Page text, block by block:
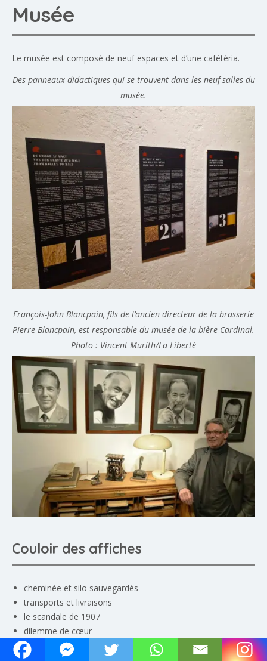
Musée
Le musée est composé de neuf espaces et d’une cafétéria.
Des panneaux didactiques qui se trouvent dans les neuf salles du
musée.
François-John Blancpain, fils de l’ancien directeur de la brasserie
Pierre Blancpain, est responsable du musée de la bière Cardinal.
Photo : Vincent Murith/La Liberté
Couloir des affiches
cheminée et silo sauvegardés
transports et livraisons
le scandale de 1907
dilemme de cœur
hommage au barrage de Rossens